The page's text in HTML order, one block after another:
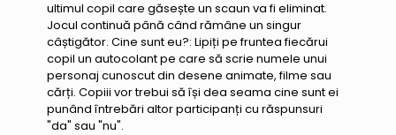
ultimul copil care găsește un scaun va fi eliminat.
Jocul continuă până când rămâne un singur
câștigător. Cine sunt eu?: Lipiți pe fruntea fiecărui
copil un autocolant pe care să scrie numele unui
personaj cunoscut din desene animate, filme sau
cărți. Copiii vor trebui să își dea seama cine sunt ei
punând întrebări altor participanți cu răspunsuri
"da" sau "nu".